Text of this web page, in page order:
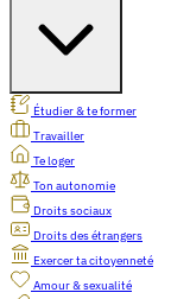
Étudier & te former
Travailler
Te loger
Ton autonomie
Droits sociaux
Droits des étrangers
Exercer ta citoyenneté
Amour & sexualité